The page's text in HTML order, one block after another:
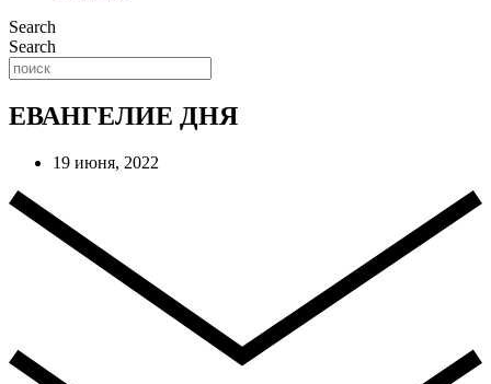
Search
Search
ЕВАНГЕЛИЕ ДНЯ
19 июня, 2022